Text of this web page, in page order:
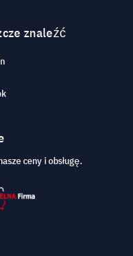
znaleźć
ceny i obsługę.